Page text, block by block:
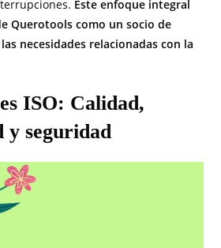
Este enfoque integral
Querotools como un socio de
necesidades relacionadas con la
ISO: Calidad,
y seguridad